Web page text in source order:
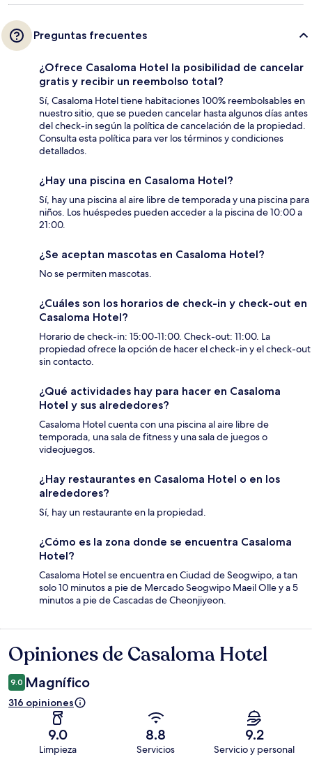
Preguntas frecuentes
¿Ofrece Casaloma Hotel la posibilidad de cancelar
gratis y recibir un reembolso total?
Sí, Casaloma Hotel tiene habitaciones 100% reembolsables en
nuestro sitio, que se pueden cancelar hasta algunos días antes
del check-in según la política de cancelación de la propiedad.
Consulta esta política para ver los términos y condiciones
detallados.
¿Hay una piscina en Casaloma Hotel?
Sí, hay una piscina al aire libre de temporada y una piscina para
niños. Los huéspedes pueden acceder a la piscina de 10:00 a
21:00.
¿Se aceptan mascotas en Casaloma Hotel?
No se permiten mascotas.
¿Cuáles son los horarios de check-in y check-out en
Casaloma Hotel?
Horario de check-in: 15:00-11:00. Check-out: 11:00. La
propiedad ofrece la opción de hacer el check-in y el check-out
sin contacto.
¿Qué actividades hay para hacer en Casaloma
Hotel y sus alrededores?
Casaloma Hotel cuenta con una piscina al aire libre de
temporada, una sala de fitness y una sala de juegos o
videojuegos.
¿Hay restaurantes en Casaloma Hotel o en los
alrededores?
Sí, hay un restaurante en la propiedad.
¿Cómo es la zona donde se encuentra Casaloma
Hotel?
Casaloma Hotel se encuentra en Ciudad de Seogwipo, a tan
solo 10 minutos a pie de Mercado Seogwipo Maeil Olle y a 5
minutos a pie de Cascadas de Cheonjiyeon.
Opiniones
Opiniones de Casaloma Hotel
9.0 Magnífico
316 opiniones
9.0
Limpieza
8.8
Servicios
9.2
Servicio y personal